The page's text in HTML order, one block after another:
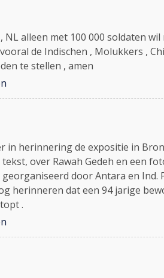
NL alleen met 100 000 soldaten
de Indischen , Molukkers ,
te stellen , amen
in herinnering de expositie in
over Rawah Gedeh en een
door Antara en Ind.
herinneren dat een 94 jarige
.